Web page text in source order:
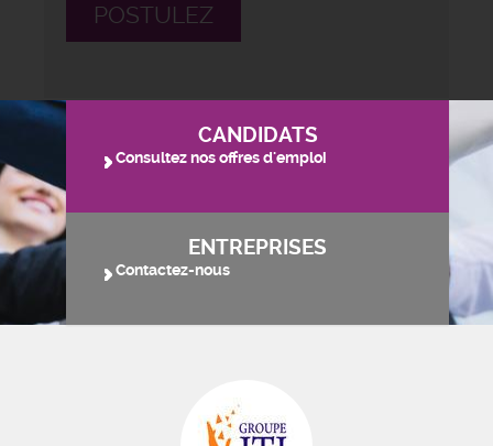
POSTULEZ
CANDIDATS
Consultez nos offres d'emploi
ENTREPRISES
Contactez-nous